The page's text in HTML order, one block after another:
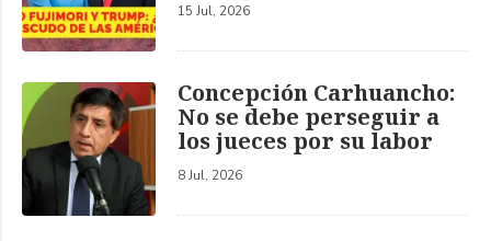
15 Jul, 2026
Concepción Carhuancho:
No se debe perseguir a
los jueces por su labor
8 Jul, 2026